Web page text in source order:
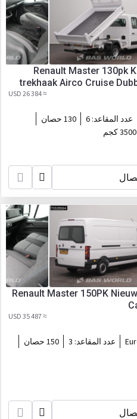
Renault Master 130pk
trekhaak Airco Cruise
≈ 26 384 USD
عدد المقاعد: 6
130 حصان
3500 كجم
Renault Master 150PK
≈ 35 487 USD
عدد المقاعد: 3
150 حصان